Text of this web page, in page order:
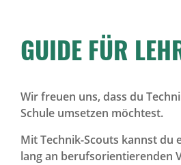
GUIDE FÜR
Wir freuen uns, dass du
Schule umsetzen möchtest.
Mit Technik-Scouts kannst du
lang an berufsorientierenden